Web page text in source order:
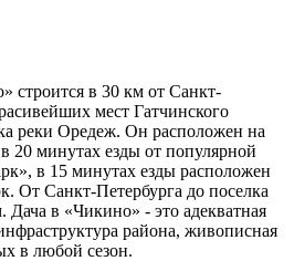
строится в 30 км от Санкт-
мест Гатчинского
реки Оредеж. Он расположен на
20 минутах езды от популярной
в 15 минутах езды расположен
От Санкт-Петербурга до поселка
в «Чикино» - это адекватная
района, живописная
в любой сезон.